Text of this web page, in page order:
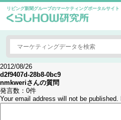
リビング新聞グループのマーケティングポータルサイト
2012/08/26
d2f9407d-28b8-0bc9
nmkweriさんの質問
発言数： 0件
Your email address will not be published.